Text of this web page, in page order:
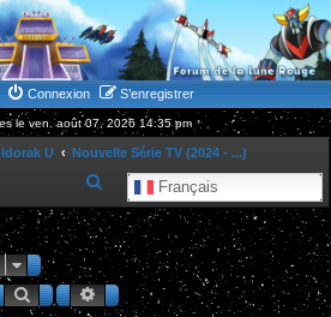
Connexion S’enregistrer
le ven. août 07, 2026 14:35 pm
U Nouvelle Série TV (2024 - ...)
Français
e
c
e
RechercherRecherche avancée